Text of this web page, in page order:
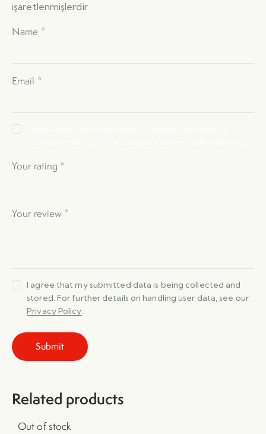
işaretlenmişlerdir
Name *
Email *
Your rating *
Your review *
I agree that my submitted data is being collected and
stored. For further details on handling user data, see our
Privacy Policy.
Related products
Out of stock